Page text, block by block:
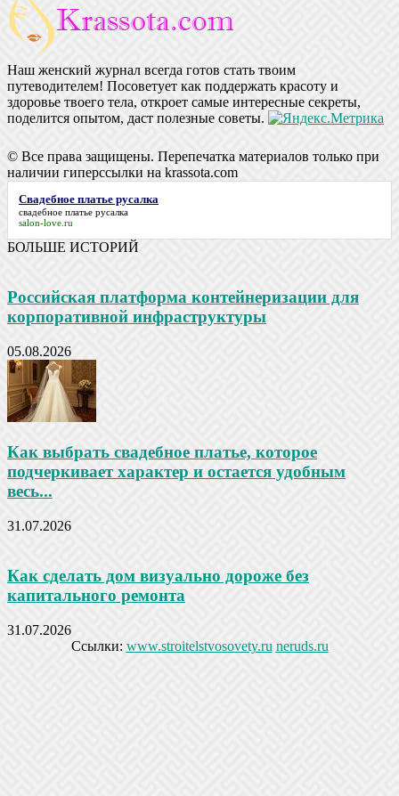
Наш женский журнал всегда готов стать твоим
путеводителем! Посоветует как поддержать красоту и
здоровье твоего тела, откроет самые интересные секреты,
поделится опытом, даст полезные советы.
© Все права защищены. Перепечатка материалов только при
наличии гиперссылки на krassota.com
Свадебное платье русалка
свадебное платье русалка
salon-love.ru
БОЛЬШЕ ИСТОРИЙ
Российская платформа контейнеризации для
корпоративной инфраструктуры
05.08.2026
Как выбрать свадебное платье, которое
подчеркивает характер и остается удобным
весь...
31.07.2026
Как сделать дом визуально дороже без
капитального ремонта
31.07.2026
Ссылки: www.stroitelstvosovety.ru neruds.ru